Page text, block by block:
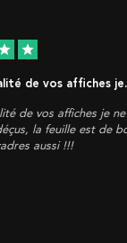
star
de vos affiches
de vos affiches je ne
la feuille est de
aussi !!!